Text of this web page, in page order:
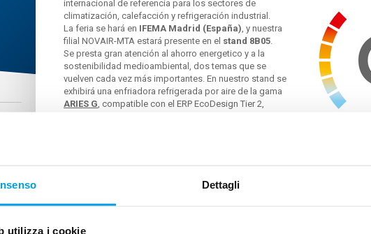
Dettagli
utilizza i cookie
internacional de referencia para los sectores de
climatización, calefacción y refrigeración industrial.
La feria se hará en IFEMA Madrid (España), y nuestra
filial NOVAIR-MTA estará presente en el stand 8B05.
Se presta gran atención al ahorro energetico y a la
sostenibilidad medioambiental, dos temas que se
vuelven cada vez más importantes. En nuestro stand se
exhibirá una enfriadora refrigerada por aire de la gama
ARIES G, compatible con el ERP EcoDesign Tier 2,
compresores scroll herméticos y el innovador evaporador tipo bateria con
insertado directamente en el tanque de almacenamiento.
También para la gama histórica de enfriadoras MTA, estarán presente